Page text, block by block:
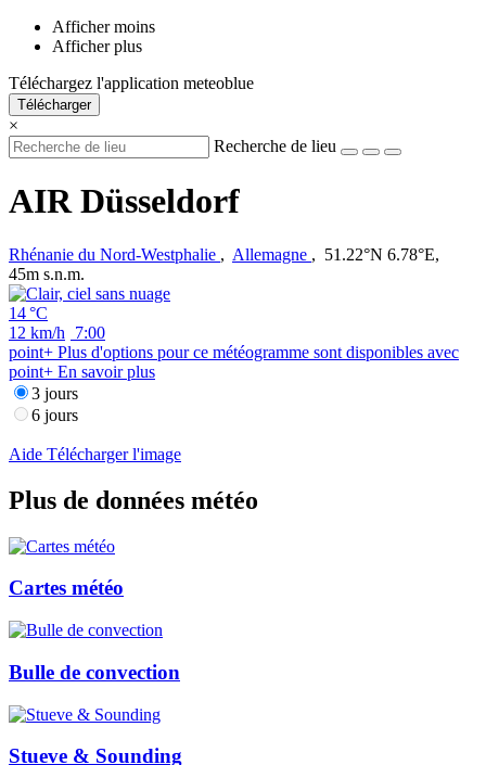
Afficher moins
Afficher plus
Téléchargez l'application meteoblue
Télécharger
×
Recherche de lieu
AIR Düsseldorf
Rhénanie du Nord-Westphalie , Allemagne , 51.22°N 6.78°E,
45m s.n.m.
14 °C
12 km/h
7:00
point+ Plus d'options pour ce météogramme sont disponibles avec
point+ En savoir plus
3 jours
6 jours
Aide Télécharger l'image
Plus de données météo
Cartes météo
Bulle de convection
Stueve & Sounding